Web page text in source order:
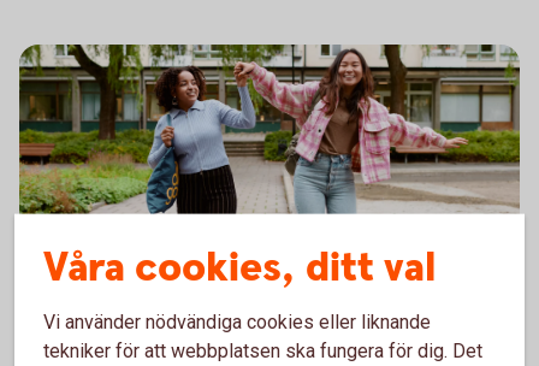
pavement
Sök bidrag
Våra cookies, ditt val
Vi använder nödvändiga cookies eller liknande
tekniker för att webbplatsen ska fungera för dig. Det